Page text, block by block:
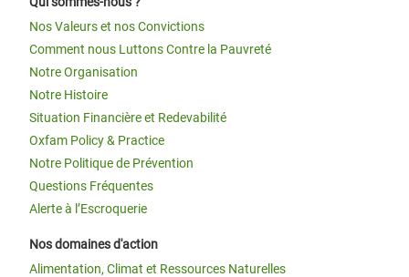
Nos Valeurs et nos Convictions
Comment nous Luttons Contre la Pauvreté
Notre Organisation
Notre Histoire
Situation Financière et Redevabilité
Oxfam Policy & Practice
Notre Politique de Prévention
Questions Fréquentes
Alerte à l’Escroquerie
Nos domaines d'action
Alimentation, Climat et Ressources Naturelles